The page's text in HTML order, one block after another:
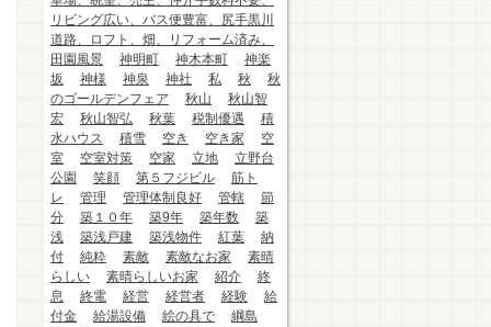
リビング広い、バス便豊富、尻手黒川
道路、ロフト、畑、リフォーム済み、
田園風景
神明町 神木本町
神楽
坂
神様 神泉 神社 私 秋
秋
のゴールデンフェア
秋山
秋山智
宏
秋山智弘 秋葉 税制優遇
積
水ハウス
積雪 空き 空き家
空
室
空室対策 空家 立地
立野台
公園
笑顔 第５フジビル
筋ト
レ
管理 管理体制良好 管轄
節
分
築１０年 築9年 築年数
築
浅
築浅戸建 築浅物件 紅葉
納
付
純粋 素敵 素敵なお家
素晴
らしい
素晴らしいお家 紹介
終
息
終電 経営 経営者 経験
給
付金
給湯設備 絵の具で
綱島